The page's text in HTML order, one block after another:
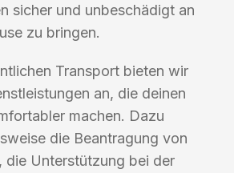
sicher und unbeschädigt an
zu bringen.
Transport bieten wir
an, die deinen
machen. Dazu
die Beantragung von
die Unterstützung bei der